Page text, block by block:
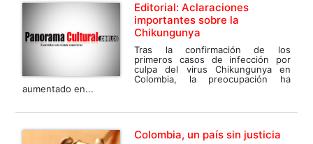
Editorial: Aclaraciones
importantes sobre la
Chikungunya
Tras la confirmación de los
primeros casos de infección por
culpa del virus Chikungunya en
Colombia, la preocupación ha
aumentado en...
Colombia, un país sin justicia